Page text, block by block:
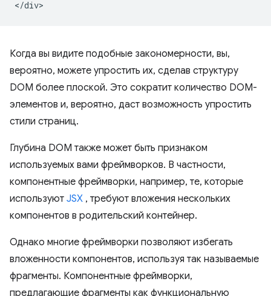
Когда вы видите подобные закономерности, вы,
вероятно, можете упростить их, сделав структуру
DOM более плоской. Это сократит количество DOM-
элементов и, вероятно, даст возможность упростить
стили страниц.
Глубина DOM также может быть признаком
используемых вами фреймворков. В частности,
компонентные фреймворки, например, те, которые
используют JSX , требуют вложения нескольких
компонентов в родительский контейнер.
Однако многие фреймворки позволяют избегать
вложенности компонентов, используя так называемые
фрагменты. Компонентные фреймворки,
предлагающие фрагменты как функциональную